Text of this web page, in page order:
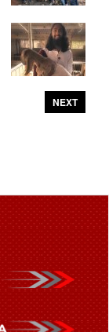
NEXT